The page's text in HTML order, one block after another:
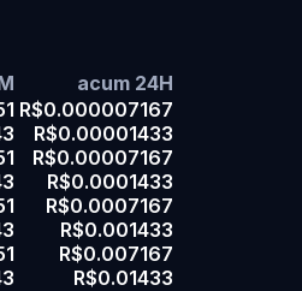
acum 24H
R$0.000007167
R$0.00001433
R$0.00007167
R$0.0001433
R$0.0007167
R$0.001433
R$0.007167
R$0.01433